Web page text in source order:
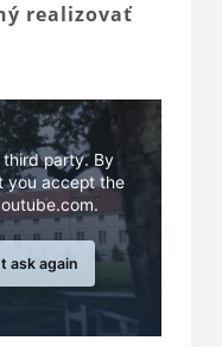
realizovať
party. By
you accept the
ask again